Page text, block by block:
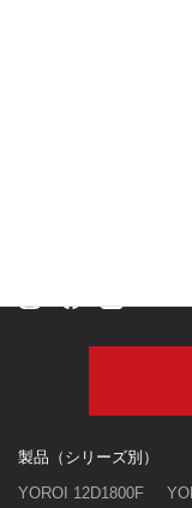
製品（シリーズ別）
YOROI 12D1800F